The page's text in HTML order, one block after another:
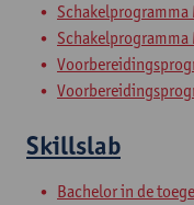
Skillslab
Bachelor in de